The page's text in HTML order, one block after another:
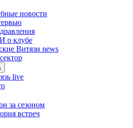
Дивизион Тарасова
новости
о клубе
Витязи news
live
за сезоном
встреч